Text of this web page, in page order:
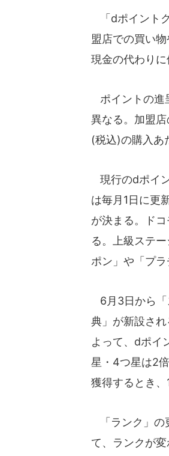
「dポイント
盟店での買い
現金の代わりに
ポイントの進
異なる。加盟
(税込)の購入あ
現行のdポイ
は毎月1日に更
が決まる。ド
る。上級ステ
ポン」や「プラ
6月3日から「
典」が新設さ
よって、dポイ
星・4つ星は2
獲得するとき、
「ランク」の
て、ランクが